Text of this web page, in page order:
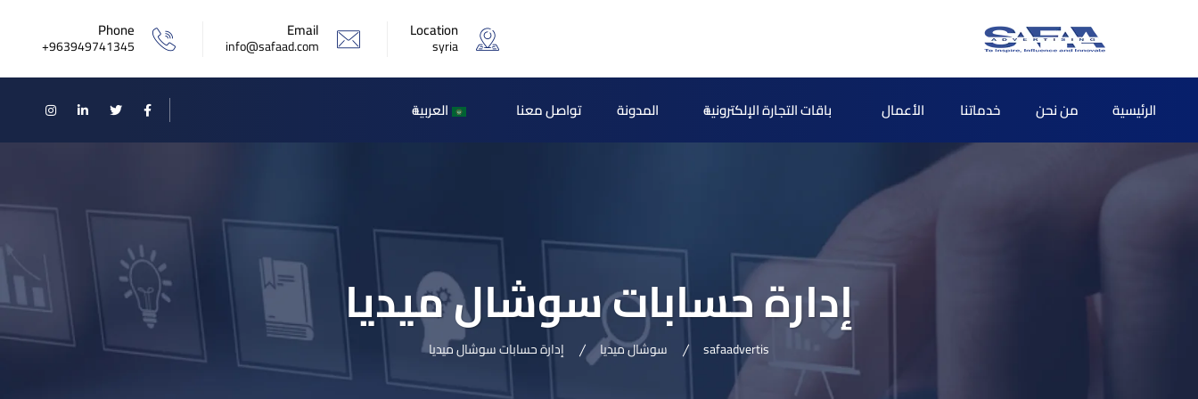
Location
syria
Email
info@safaad.com
Phone
963949741345+
الرئيسية من نحن خدماتنا الأعمال باقات التجارة الإلكترونية المدونة تواصل معنا العربية
إدارة حسابات سوشال ميديا
safaadvertis سوشال ميديا إدارة حسابات سوشال ميديا